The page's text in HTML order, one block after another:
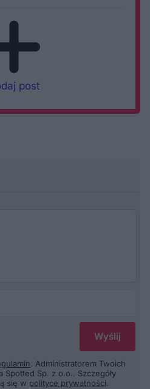
post
. Administratorem Twoich
Sp. z o.o.. Szczegóły
się w polityce prywatności.